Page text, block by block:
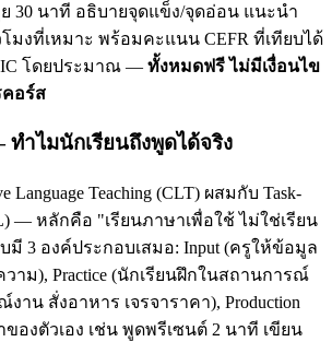
30 นาที อธิบายจุดแข็ง/จุดอ่อน แนะนำ
มงที่เหมาะ พร้อมคะแนน CEFR ที่เทียบได้
โดยประมาณ — ทั้งหมดฟรี ไม่มีเงื่อนไข
อร์ส
ำไมนักเรียนถึงพูดได้จริง
Language Teaching (CLT) ผสมกับ Task-
— หลักคือ "เรียนภาษาเพื่อใช้ ไม่ใช่เรียน
มี 3 องค์ประกอบเสมอ: Input (ครูให้ข้อมูล
วาม), Practice (นักเรียนฝึกในสถานการณ์
าน สั่งอาหาร เจรจาราคา), Production
ของตัวเอง เช่น พูดพรีเซนต์ 2 นาที เขียน